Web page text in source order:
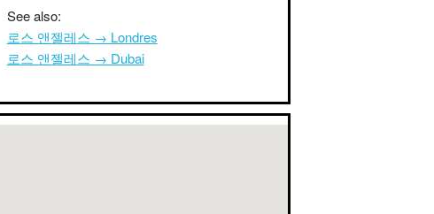
See also:
로스 앤젤레스 → Londres
로스 앤젤레스 → Dubai